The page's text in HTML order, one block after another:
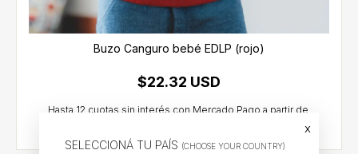
SELECCIONÁ TU PAÍS (CHOOSE YOUR COUNTRY)
x
Buzo Canguro bebé EDLP (rojo)
$22.32 USD